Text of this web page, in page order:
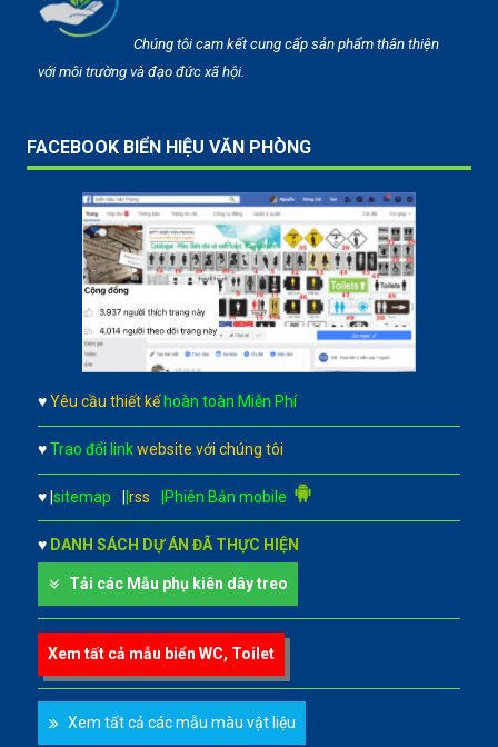
Chúng tôi cam kết cung cấp sản phẩm thân thiện
với môi trường và đạo đức xã hội.
FACEBOOK BIỂN HIỆU VĂN PHÒNG
♥ Yêu cầu thiết kế hoàn toàn Miễn Phí
♥ Trao đổi link website với chúng tôi
♥ |sitemap |rss |Phiên Bản mobile
♥ DANH SÁCH DỰ ÁN ĐÃ THỰC HIỆN
Tải các Mẫu phụ kiên dây treo
Xem tất cả mẫu biển WC, Toilet
Xem tất cả các mẫu màu vật liệu